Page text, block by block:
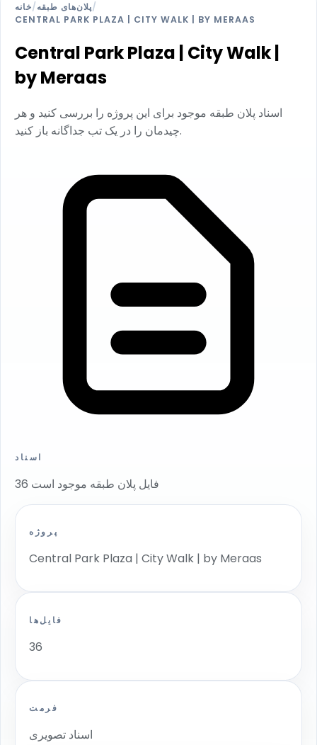
خانه/پلان‌های طبقه/
CENTRAL PARK PLAZA | CITY WALK | BY MERAAS
Central Park Plaza | City Walk |
by Meraas
اسناد پلان طبقه موجود برای این پروژه را بررسی کنید و هر
چیدمان را در یک تب جداگانه باز کنید.
اسناد
36 فایل پلان طبقه موجود است
پروژه
Central Park Plaza | City Walk | by Meraas
فایل‌ها
36
فرمت
اسناد تصویری